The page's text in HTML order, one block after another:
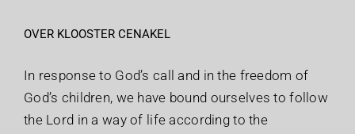
OVER KLOOSTER CENAKEL
In response to God’s call and in the freedom of
God’s children, we have bound ourselves to follow
the Lord in a way of life according to the